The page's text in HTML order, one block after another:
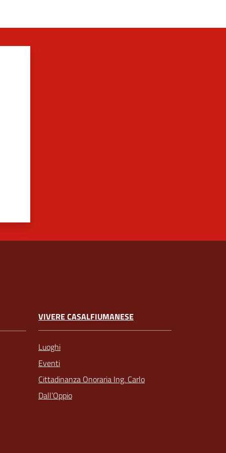
VIVERE CASALFIUMANESE
Luoghi
Eventi
Cittadinanza Onoraria Ing. Carlo
Dall’Oppio